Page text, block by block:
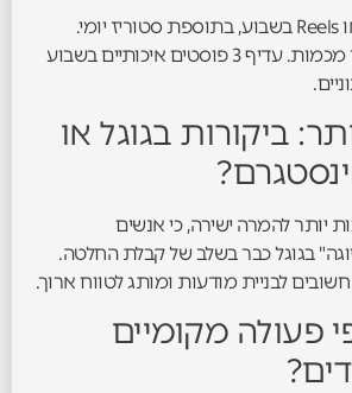
מינימום 3 פוסטים או Reels בשבוע, בתוספת סטוריז יומי.
עקביות חשובה יותר מכמות. עדיף 3 פוסטים איכותיים בשבוע
ביקורות בגוגל או
יותר להמרה ישירה, כי אנשים
בגוגל כבר בשלב של קבלת החלטה.
לבניית מודעות ומותג לטווח ארוך.
פעולה מקומיים